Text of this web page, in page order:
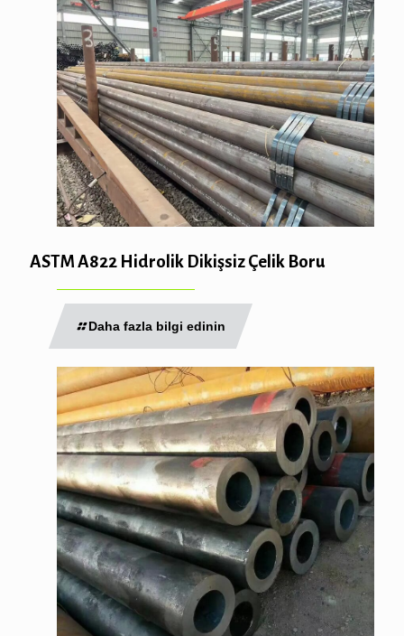
ASTM A822 Hidrolik Dikişsiz Çelik Boru
Daha fazla bilgi edinin